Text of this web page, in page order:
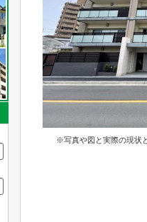
※写真や図と実際の現状